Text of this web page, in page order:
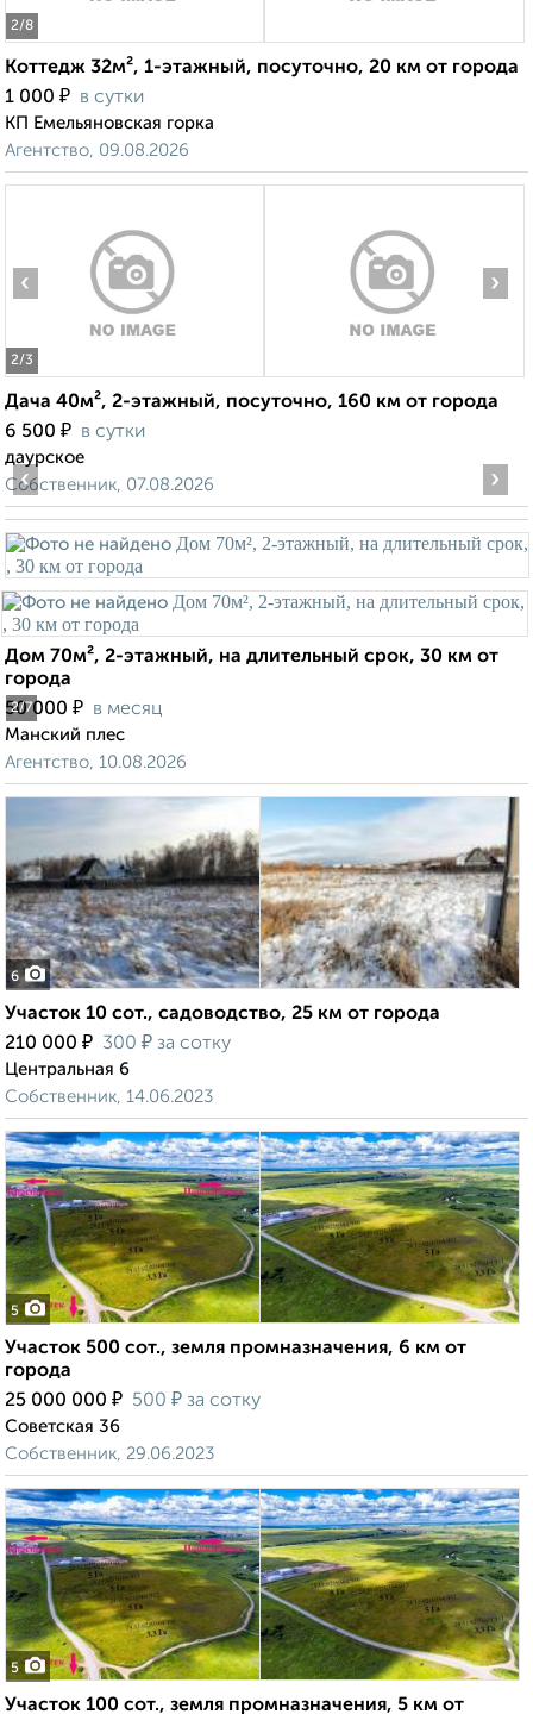
2/8
Коттедж 32м², 1-этажный, посуточно, 20 км от города
1 000 ₽ в сутки
КП Емельяновская горка
Агентство, 09.08.2026
2/3
‹ ›
Дача 40м², 2-этажный, посуточно, 160 км от города
6 500 ₽ в сутки
даурское
Собственник, 07.08.2026
2/7
‹ ›
Дом 70м², 2-этажный, на длительный срок, 30 км от
города
50 000 ₽ в месяц
Манский плес
Агентство, 10.08.2026
6
Участок 10 сот., садоводство, 25 км от города
210 000 ₽ 300 ₽ за сотку
Центральная 6
Собственник, 14.06.2023
5
Участок 500 сот., земля промназначения, 6 км от
города
25 000 000 ₽ 500 ₽ за сотку
Советская 36
Собственник, 29.06.2023
5
Участок 100 сот., земля промназначения, 5 км от